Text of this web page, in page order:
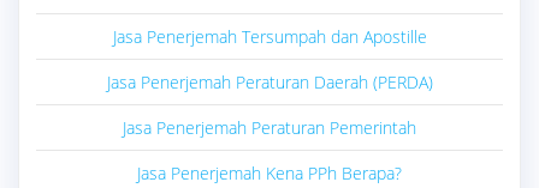
Jasa Penerjemah Tersumpah dan Apostille
Jasa Penerjemah Peraturan Daerah (PERDA)
Jasa Penerjemah Peraturan Pemerintah
Jasa Penerjemah Kena PPh Berapa?